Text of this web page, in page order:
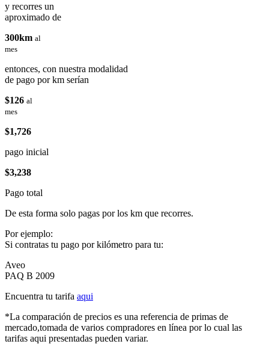
y recorres un
aproximado de
300km al
mes
entonces, con nuestra modalidad
de pago por km serían
$126 al
mes
$1,726
pago inicial
$3,238
Pago total
De esta forma solo pagas por los km que recorres.
Por ejemplo:
Si contratas tu pago por kilómetro para tu:
Aveo
PAQ B 2009
Encuentra tu tarifa aqui
*La comparación de precios es una referencia de primas de
mercado,tomada de varios compradores en línea por lo cual las
tarifas aqui presentadas pueden variar.